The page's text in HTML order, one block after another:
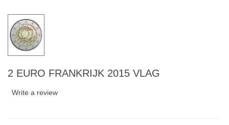
2 EURO FRANKRIJK 2015 VLAG
Write a review